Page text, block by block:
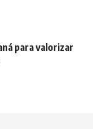
para valorizar